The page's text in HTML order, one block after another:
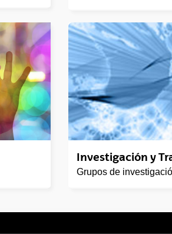
Investigación y
Grupos de